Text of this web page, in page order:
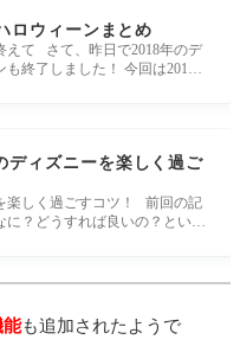
ロウィーンまとめ
えて さて、昨日で2018年のデ
も終了しました！ 今回は2018
ディズニーを楽しく過ご
楽しく過ごすコツ！ 前回の記
に？どうすれば良いの？といっ
能も追加されたようで